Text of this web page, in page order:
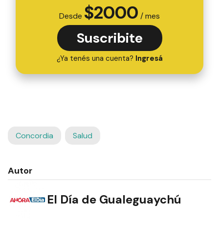
Desde $2000 / mes
Suscribite
¿Ya tenés una cuenta? Ingresá
Concordia Salud
Autor
El Día de Gualeguaychú